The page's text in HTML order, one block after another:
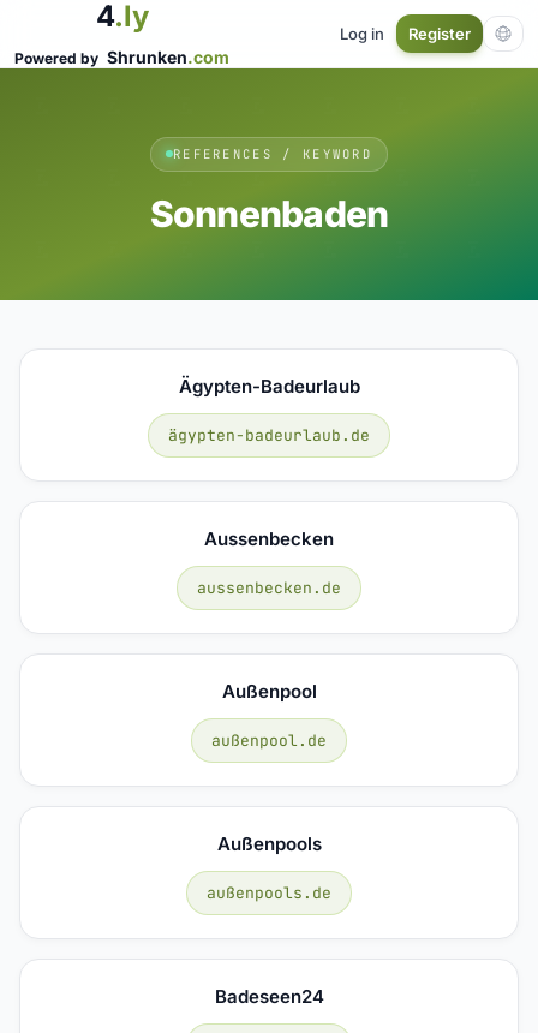
4.ly
Powered by Shrunken.com
Log in Register
REFERENCES / KEYWORD
Sonnenbaden
Ägypten-Badeurlaub
ägypten-badeurlaub.de
Aussenbecken
aussenbecken.de
Außenpool
außenpool.de
Außenpools
außenpools.de
Badeseen24